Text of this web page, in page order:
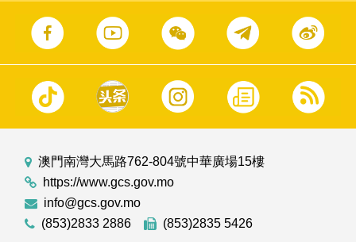
澳門南灣大馬路762-804號中華廣場15樓
https://www.gcs.gov.mo
info@gcs.gov.mo
(853)2833 2886
(853)2835 5426